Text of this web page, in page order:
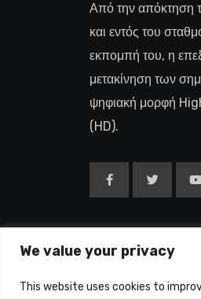
We value your privacy
This website uses cookies to
Από την απόκτηση
και εντός του
εκπομπή του, η
μετακίνηση των
ψηφιακή μορφή
(HD).